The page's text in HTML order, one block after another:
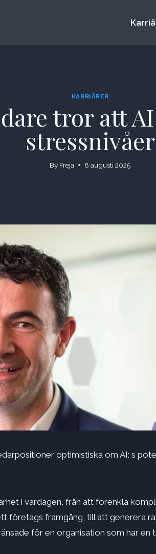
KARRIÄRER
tror att
stressnivåer
By Freja 8 augusti 2025
optimistiska om AI: s
i vardagen, från att förenkla
företags framgång, till att generera
för en organisation som har en